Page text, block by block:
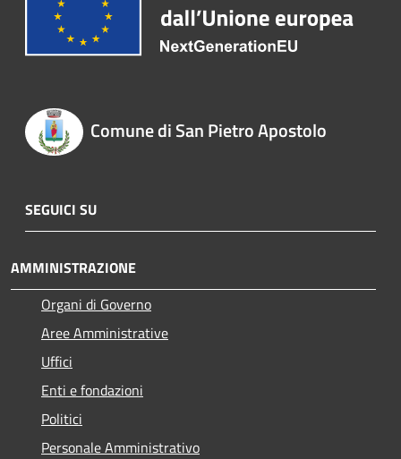
Comune di San Pietro Apostolo
SEGUICI SU
AMMINISTRAZIONE
Organi di Governo
Aree Amministrative
Uffici
Enti e fondazioni
Politici
Personale Amministrativo